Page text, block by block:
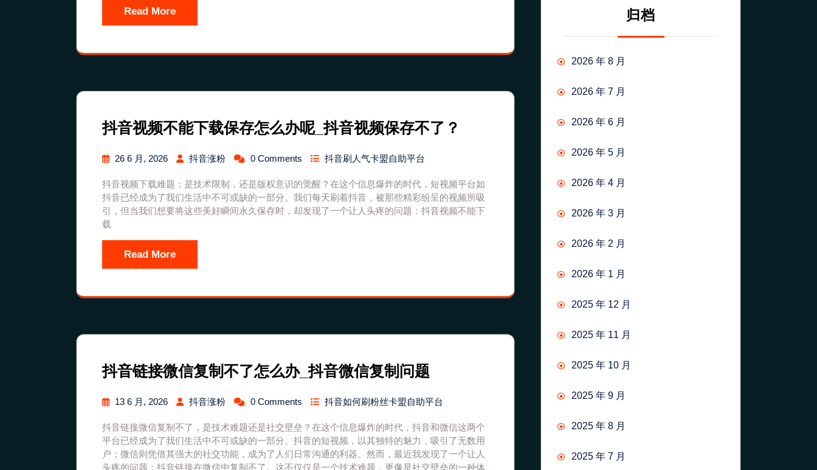
Read More
抖音视频不能下载保存怎么办呢_抖音视频保存不了？
26 6 月, 2026 抖音涨粉 0 Comments 抖音刷人气卡盟自助平台
抖音视频下载难题：是技术限制，还是版权意识的觉醒？在这个信息爆炸的时代，短视频平台如
抖音已经成为了我们生活中不可或缺的一部分。我们每天刷着抖音，被那些精彩纷呈的视频所吸
引，但当我们想要将这些美好瞬间永久保存时，却发现了一个让人头疼的问题：抖音视频不能下
载
Read More
抖音链接微信复制不了怎么办_抖音微信复制问题
13 6 月, 2026 抖音涨粉 0 Comments 抖音如何刷粉丝卡盟自助平台
抖音链接微信复制不了，是技术难题还是社交壁垒？在这个信息爆炸的时代，抖音和微信这两个
平台已经成为了我们生活中不可或缺的一部分。抖音的短视频，以其独特的魅力，吸引了无数用
户；微信则凭借其强大的社交功能，成为了人们日常沟通的利器。然而，最近我发现了一个让人
头疼的问题：抖音链接在微信中复制不了。这不仅仅是一个技术难题，更像是社交壁垒的一种体
归档
2026 年 8 月
2026 年 7 月
2026 年 6 月
2026 年 5 月
2026 年 4 月
2026 年 3 月
2026 年 2 月
2026 年 1 月
2025 年 12 月
2025 年 11 月
2025 年 10 月
2025 年 9 月
2025 年 8 月
2025 年 7 月